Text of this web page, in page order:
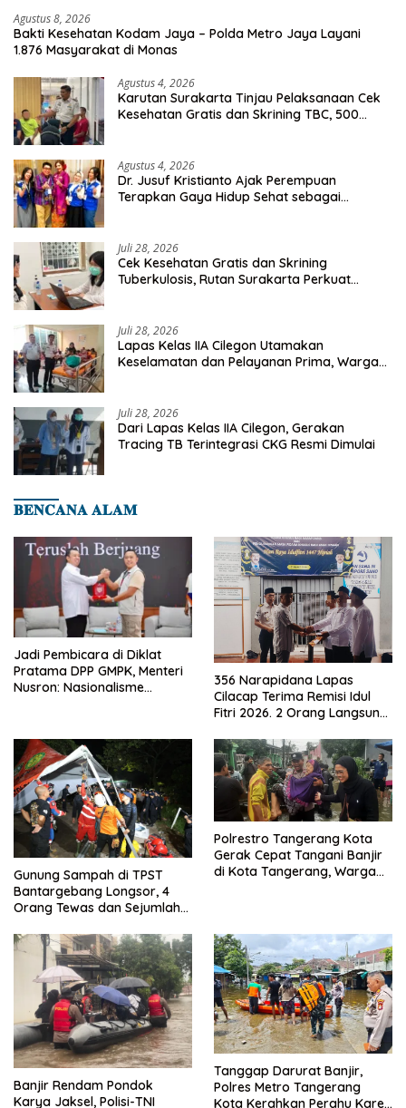
Agustus 8, 2026
Bakti Kesehatan Kodam Jaya – Polda Metro Jaya Layani
1.876 Masyarakat di Monas
Agustus 4, 2026
Karutan Surakarta Tinjau Pelaksanaan Cek
Kesehatan Gratis dan Skrining TBC, 500
Agustus 4, 2026
Dr. Jusuf Kristianto Ajak Perempuan
Terapkan Gaya Hidup Sehat sebagai
Juli 28, 2026
Cek Kesehatan Gratis dan Skrining
Tuberkulosis, Rutan Surakarta Perkuat
Juli 28, 2026
Lapas Kelas IIA Cilegon Utamakan
Keselamatan dan Pelayanan Prima, Warga
Juli 28, 2026
Dari Lapas Kelas IIA Cilegon, Gerakan
Tracing TB Terintegrasi CKG Resmi Dimulai
𝐁𝐄𝐍𝐂𝐀𝐍𝐀 𝐀𝐋𝐀𝐌
Jadi Pembicara di Diklat
Pratama DPP GMPK, Menteri
Nusron: Nasionalisme
356 Narapidana Lapas
Cilacap Terima Remisi Idul
Fitri 2026. 2 Orang Langsung
Gunung Sampah di TPST
Bantargebang Longsor, 4
Orang Tewas dan Sejumlah
Polrestro Tangerang Kota
Gerak Cepat Tangani Banjir
di Kota Tangerang, Warga
Banjir Rendam Pondok
Karya Jaksel, Polisi-TNI
Tanggap Darurat Banjir,
Polres Metro Tangerang
Kota Kerahkan Perahu Karet